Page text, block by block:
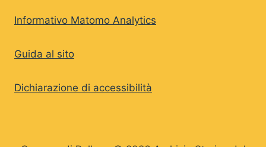
Informativo Matomo Analytics
Guida al sito
Dichiarazione di accessibilità